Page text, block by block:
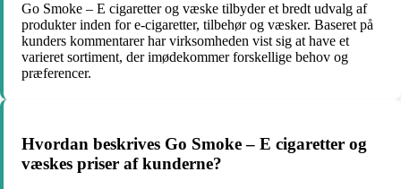
Go Smoke – E cigaretter og væske tilbyder et bredt udvalg af
produkter inden for e-cigaretter, tilbehør og væsker. Baseret på
kunders kommentarer har virksomheden vist sig at have et
varieret sortiment, der imødekommer forskellige behov og
præferencer.
Hvordan beskrives Go Smoke – E cigaretter og
væskes priser af kunderne?